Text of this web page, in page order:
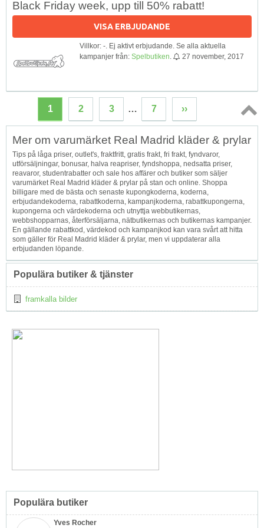
Black Friday week, upp till 50% rabatt!
VISA ERBJUDANDE
Villkor: -. Ej aktivt erbjudande. Se alla aktuella
kampanjer från: Spelbutiken 27 november, 2017
1 2 3 … 7 ››
Topp
Mer om varumärket Real Madrid kläder & prylar
Tips på låga priser, outlet's, fraktfritt, gratis frakt, fri frakt, fyndvaror,
utförsäljningar, bonusar, halva reapriser, fyndshoppa, nedsatta priser,
reavaror, studentrabatter och sale hos affärer och butiker som säljer
varumärket Real Madrid kläder & prylar på stan och online. Shoppa
billigare med de bästa och senaste kupongkoderna, koderna,
erbjudandekoderna, rabattkoderna, kampanjkoderna, rabattkupongerna,
kupongerna och värdekoderna och utnyttja webbutikernas,
webbshopparnas, återförsäljarna, nätbutikernas och butikernas kampanjer.
En gällande rabattkod, värdekod och kampanjkod kan vara svårt att hitta
som gäller för Real Madrid kläder & prylar, men vi uppdaterar alla
erbjudanden löpande.
Populära butiker & tjänster
framkalla bilder
Populära butiker
Yves Rocher